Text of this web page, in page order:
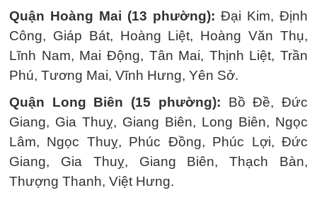
Quận Hoàng Mai (13 phường): Đại Kim, Định
Công, Giáp Bát, Hoàng Liệt, Hoàng Văn Thụ,
Lĩnh Nam, Mai Động, Tân Mai, Thịnh Liệt, Trần
Phú, Tương Mai, Vĩnh Hưng, Yên Sở.
Quận Long Biên (15 phường): Bồ Đề, Đức
Giang, Gia Thuỵ, Giang Biên, Long Biên, Ngọc
Lâm, Ngọc Thuỵ, Phúc Đồng, Phúc Lợi, Đức
Giang, Gia Thuỵ, Giang Biên, Thạch Bàn,
Thượng Thanh, Việt Hưng.